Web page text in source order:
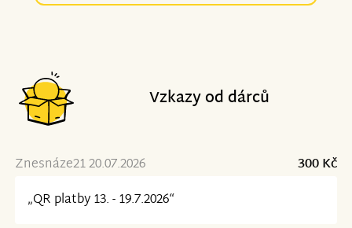
Vzkazy od dárců
Znesnáze21 20.07.2026
300 Kč
„QR platby 13. - 19.7.2026“